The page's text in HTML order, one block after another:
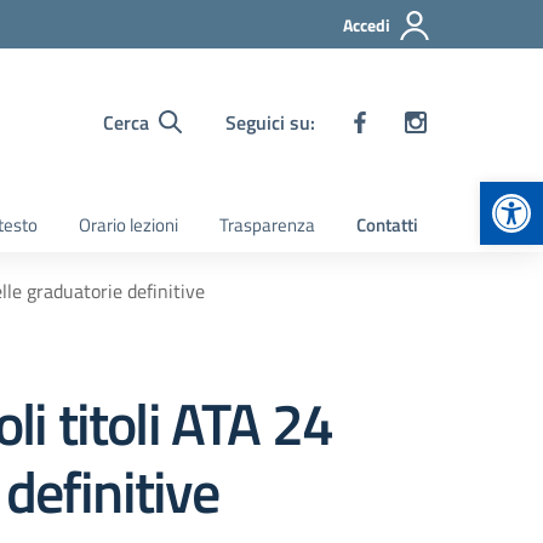
Accedi
Cerca Seguici su:
Orario lezioni Trasparenza Contatti
graduatorie definitive
titoli ATA 24